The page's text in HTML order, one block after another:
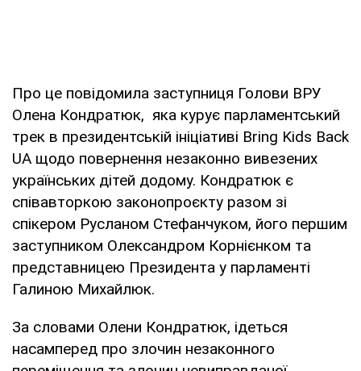
Про це повідомила заступниця Голови ВРУ
Олена Кондратюк, яка курує парламентський
трек в президентській ініціативі Bring Kids Back
UA щодо повернення незаконно вивезених
українських дітей додому. Кондратюк є
співавторкою законопроєкту разом зі
спікером Русланом Стефанчуком, його першим
заступником Олександром Корнієнком та
представницею Президента у парламенті
Галиною Михайлюк.
За словами Олени Кондратюк, ідеться
насамперед про злочин незаконного